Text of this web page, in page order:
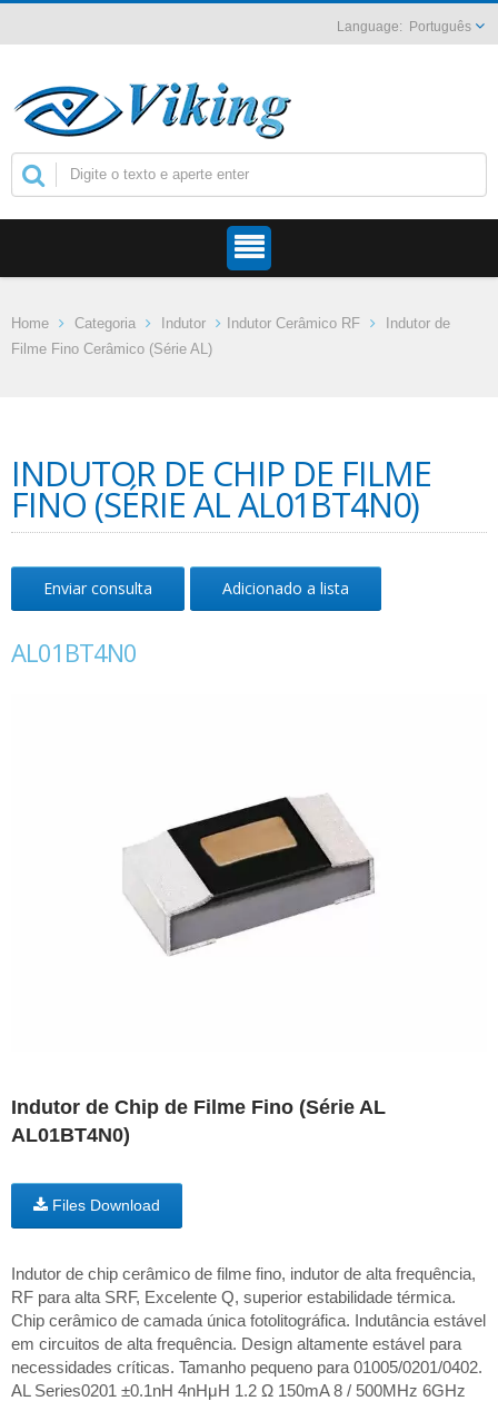
Português
Home Categoria Indutor Indutor Cerâmico RF
Indutor de
Filme Fino Cerâmico (Série AL)
INDUTOR DE CHIP DE FILME
FINO (SÉRIE AL AL01BT4N0)
Enviar consulta Adicionado a lista
AL01BT4N0
Indutor de Chip de Filme Fino (Série AL
AL01BT4N0)
Files Download
Indutor de chip cerâmico de filme fino, indutor de alta frequência,
RF para alta SRF, Excelente Q, superior estabilidade térmica.
Chip cerâmico de camada única fotolitográfica. Indutância estável
em circuitos de alta frequência. Design altamente estável para
necessidades críticas. Tamanho pequeno para 01005/0201/0402.
AL Series0201 ±0.1nH 4nHμH 1.2 Ω 150mA 8 / 500MHz 6GHz